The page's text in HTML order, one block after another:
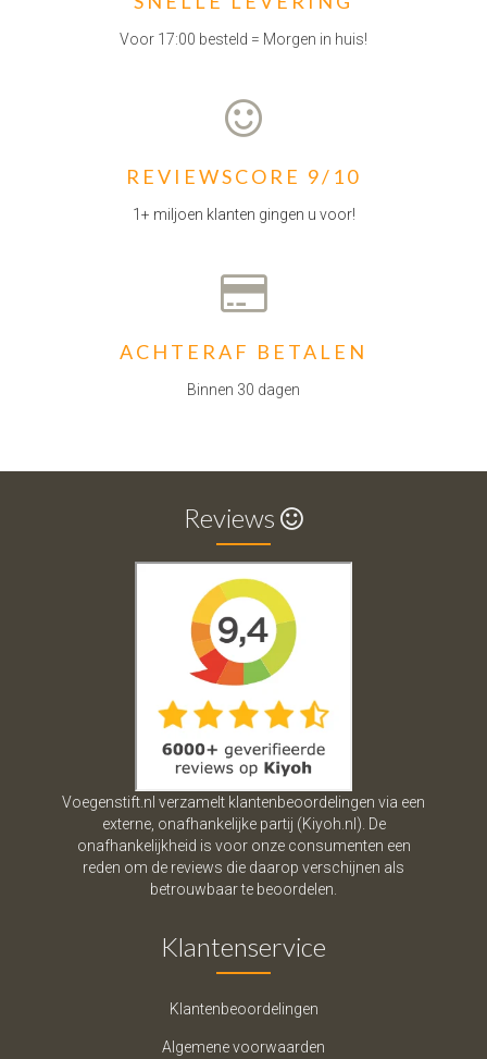
Voor 17:00 besteld = Morgen in huis!
REVIEWSCORE 9/10
1+ miljoen klanten gingen u voor!
ACHTERAF BETALEN
Binnen 30 dagen
Reviews
Voegenstift.nl verzamelt klantenbeoordelingen via een
externe, onafhankelijke partij (Kiyoh.nl). De
onafhankelijkheid is voor onze consumenten een
reden om de reviews die daarop verschijnen als
betrouwbaar te beoordelen.
Klantenservice
Klantenbeoordelingen
Algemene voorwaarden